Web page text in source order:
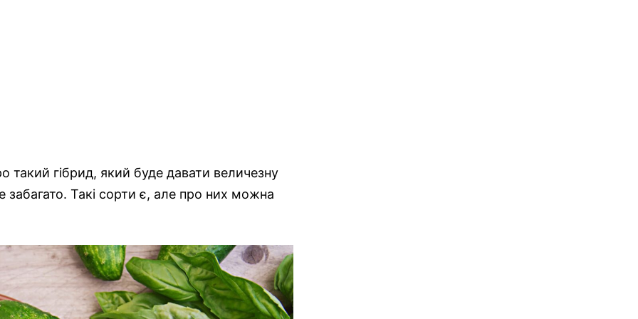
гібрид, який буде давати величезну
забагато. Такі сорти є, але про них можна